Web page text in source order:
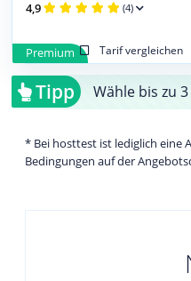
Premium Tarif vergleichen
4,9 (4)
Tipp Wähle bis zu
* Bei hosttest ist lediglich eine
Bedingungen auf der